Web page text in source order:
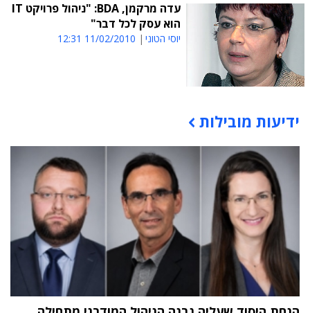
עדה מרקמן, BDA: "ניהול פרויקט IT
הוא עסק לכל דבר"
יוסי הטוני 11/02/2010 12:31
תוכן פרסומי
ידיעות מובילות